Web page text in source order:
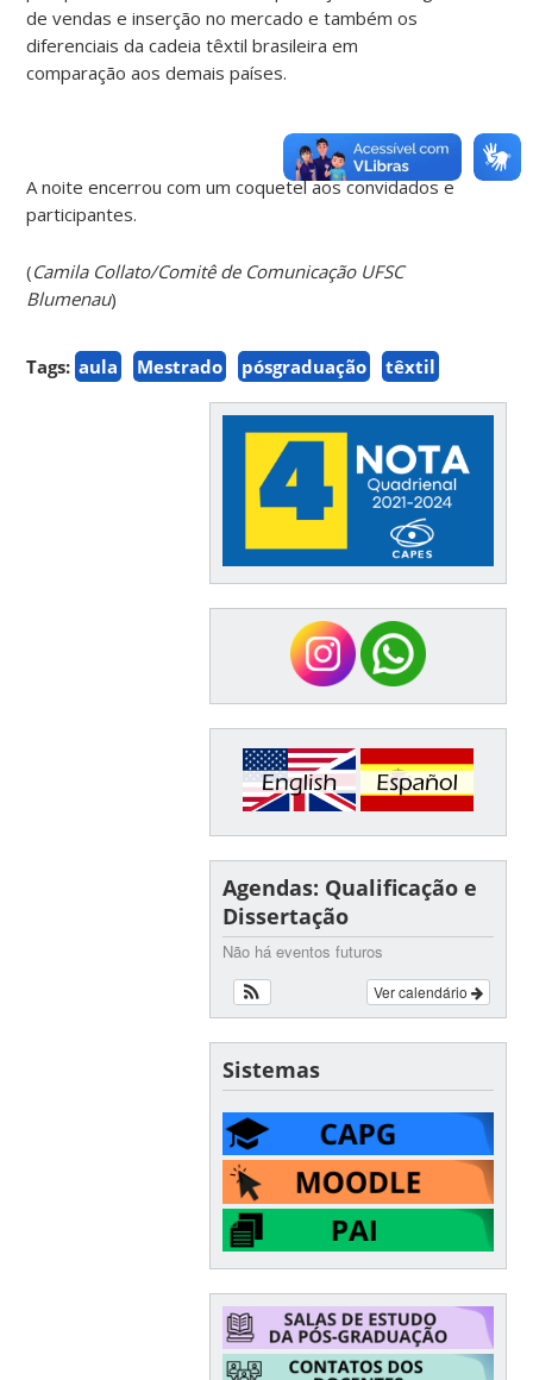
de vendas e inserção no mercado e também os
diferenciais da cadeia têxtil brasileira em
comparação aos demais países.
A noite encerrou com um coquetel aos convidados e
participantes.
(Camila Collato/Comitê de Comunicação UFSC
Blumenau)
Tags: aula Mestrado pósgraduação têxtil
Agendas: Qualificação e
Dissertação
Não há eventos futuros
Ver calendário
Sistemas